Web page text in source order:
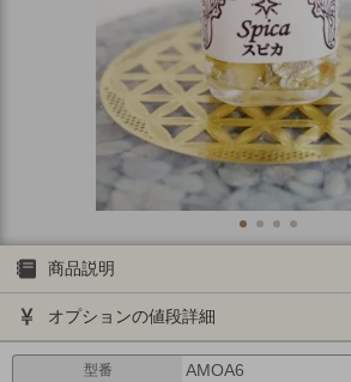
商品説明
オプションの値段詳細
型番 AMOA6